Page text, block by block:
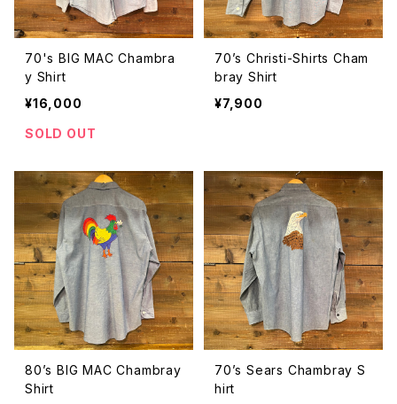
70's BIG MAC Chambra
y Shirt
¥16,000
SOLD OUT
70’s Christi-Shirts Cham
bray Shirt
¥7,900
80’s BIG MAC Chambray
Shirt
70’s Sears Chambray S
hirt